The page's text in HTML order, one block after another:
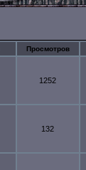
Просмотров
1252
132